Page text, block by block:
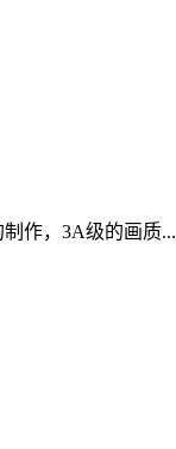
作，3A级的画质...